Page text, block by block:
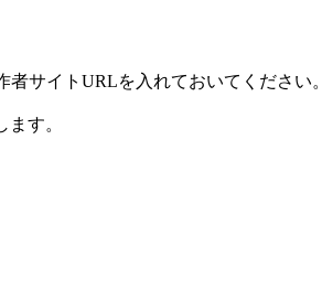
サイトURLを入れておいてください。
す。